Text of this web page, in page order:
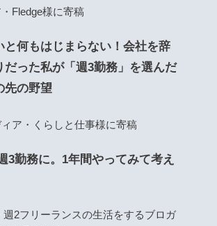
Fledge様に寄稿
と何もはじまらない！会社を辞
だった私が「週3勤務」を選んだ
先の野望
ア・くらしと仕事様に寄稿
3勤務に。1年間やってみて考え
週2フリーランスの生活をするブロガ